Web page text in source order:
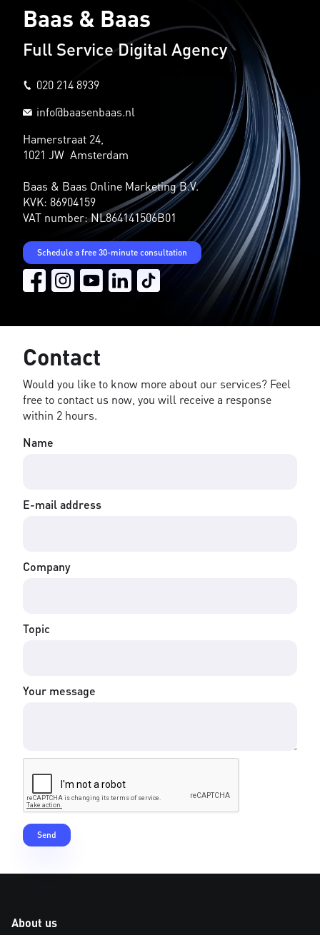
Baas & Baas
Full Service Digital Agency
020 214 8939
info@baasenbaas.nl
Hamerstraat 24,
1021 JW Amsterdam
Baas & Baas Online Marketing B.V.
KVK: 86904159
VAT number: NL864141506B01
Schedule a free 30-minute consultation
Contact
Would you like to know more about our services? Feel
free to contact us now, you will receive a response
within 2 hours.
Name
E-mail address
Company
Topic
Your message
About us